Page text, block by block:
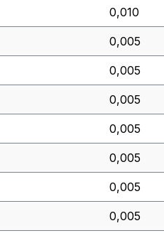
0,010
0,005
0,005
0,005
0,005
0,005
0,005
0,005